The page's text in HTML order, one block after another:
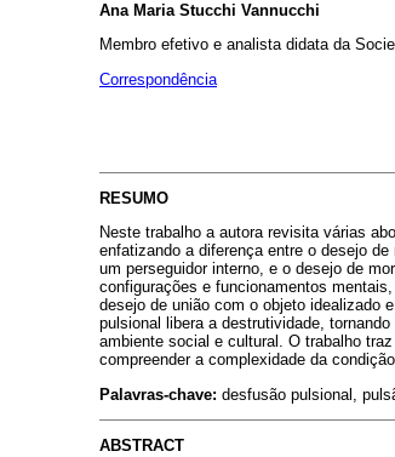
Ana Maria Stucchi Vannucchi
Membro efetivo e analista didata da
Correspondência
RESUMO
Neste trabalho a autora revisita várias
enfatizando a diferença entre o desejo
um perseguidor interno, e o desejo de
configurações e funcionamentos
desejo de união com o objeto idealizado
pulsional libera a destrutividade,
ambiente social e cultural. O trabalho
compreender a complexidade da
Palavras-chave: desfusão pulsional,
ABSTRACT